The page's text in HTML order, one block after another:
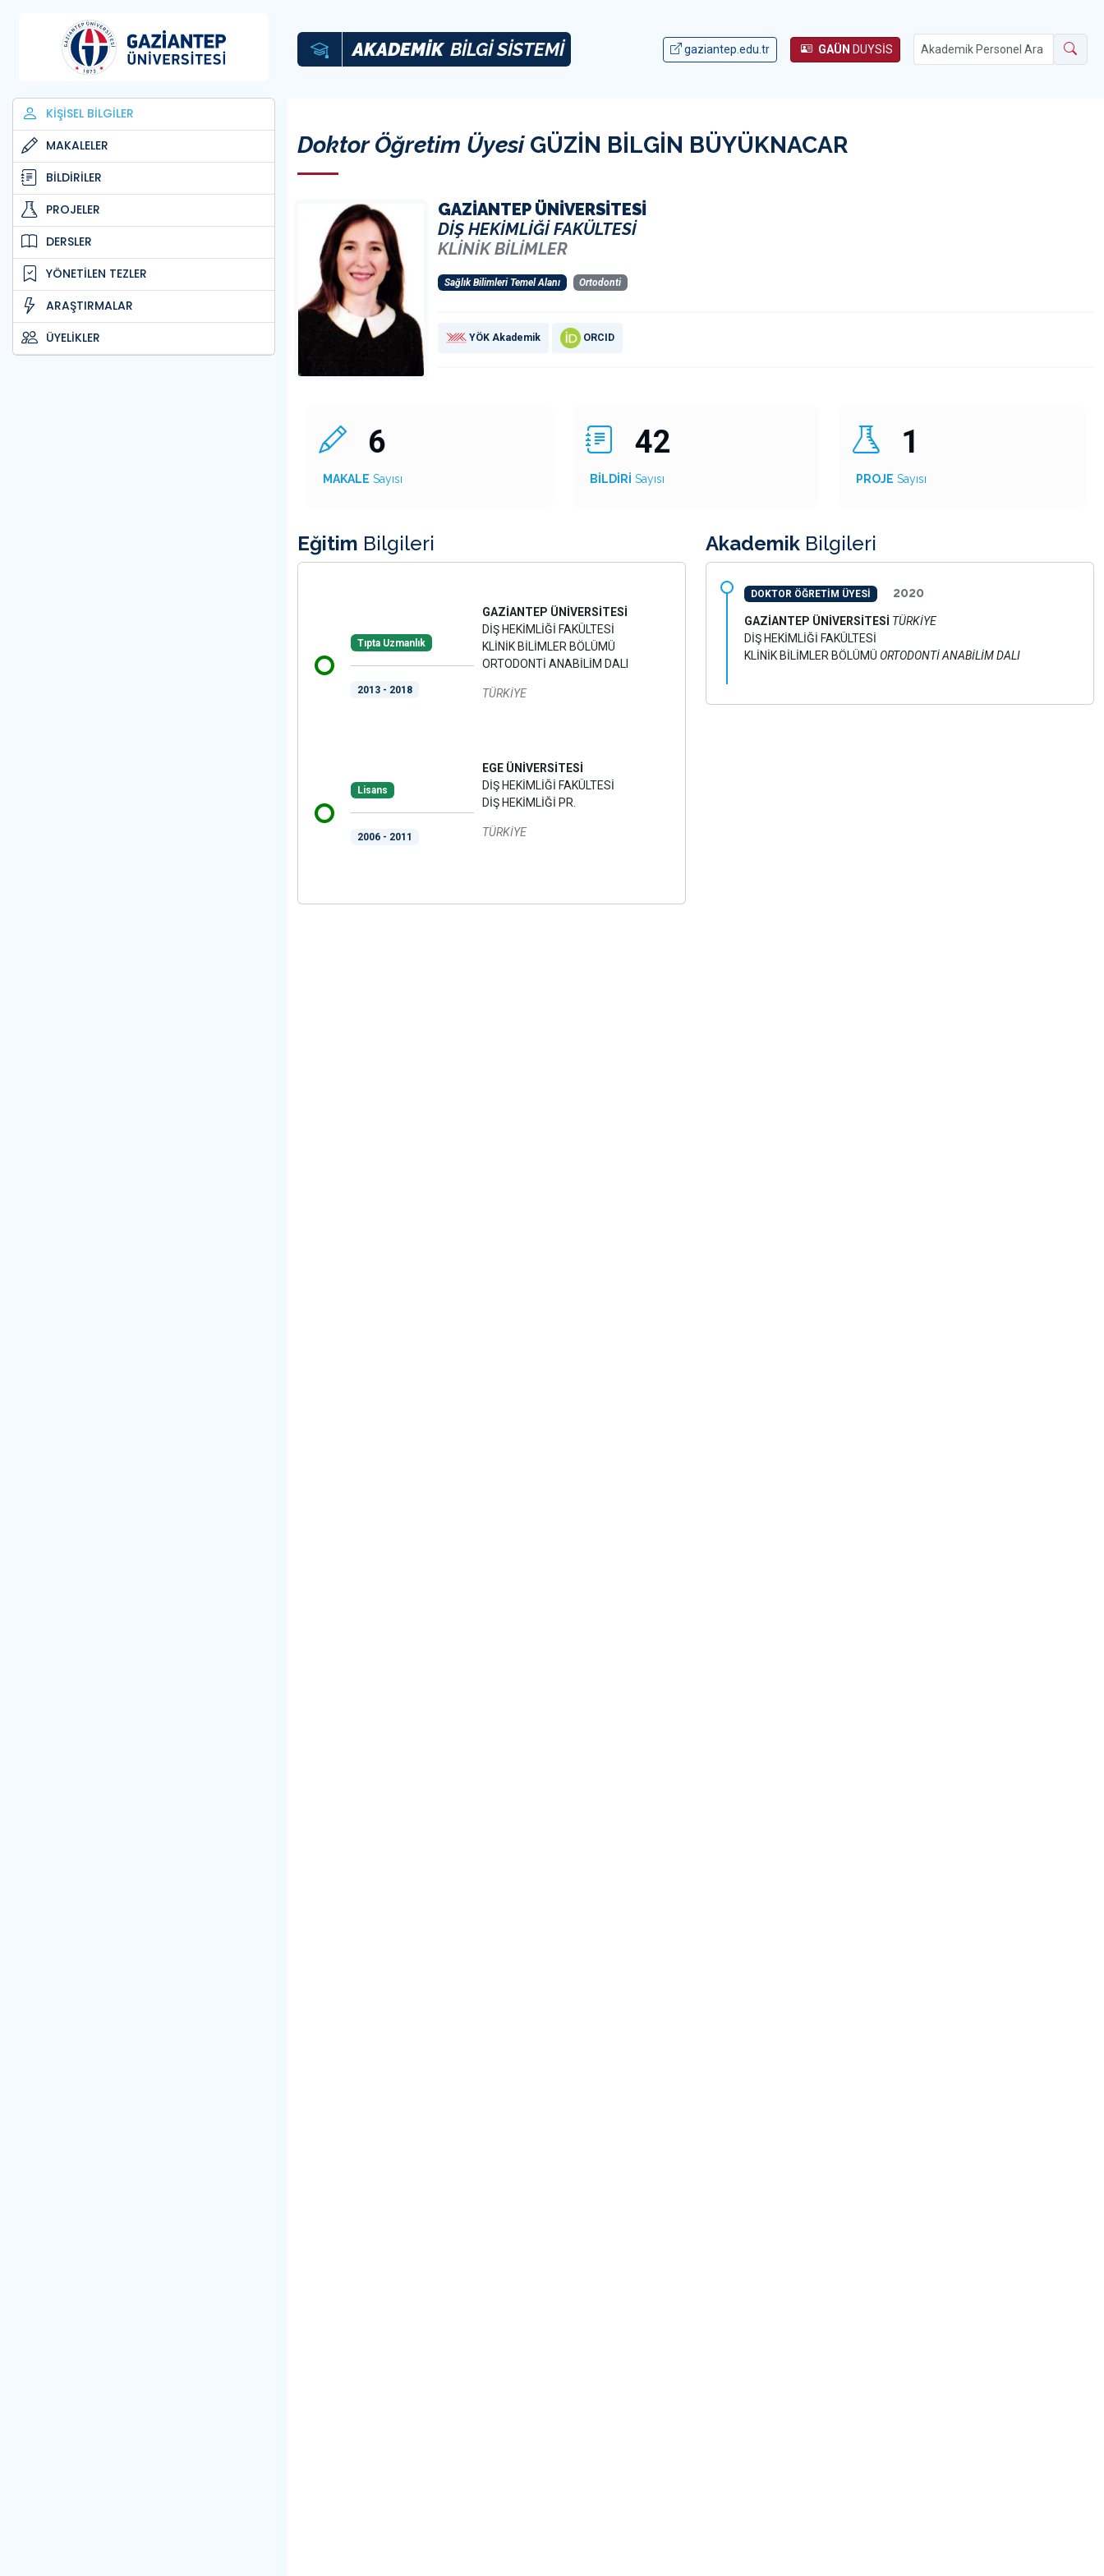
KİŞİSEL BİLGİLER
MAKALELER
BİLDİRİLER
PROJELER
DERSLER
YÖNETİLEN TEZLER
ARAŞTIRMALAR
ÜYELİKLER
AKADEMİK BİLGİ SİSTEMİ gaziantep.edu.tr GAÜN DUYSİS
Doktor Öğretim ÜyesiGÜZİN BİLGİN BÜYÜKNACAR
GAZİANTEP ÜNİVERSİTESİ
DİŞ HEKİMLİĞİ FAKÜLTESİ
KLİNİK BİLİMLER
Sağlık Bilimleri Temel Alanı Ortodonti
YÖK Akademik ORCID
6
MAKALE Sayısı
42
BİLDİRİ Sayısı
1
PROJE Sayısı
Eğitim Bilgileri
Tıpta Uzmanlık
2013 - 2018
GAZİANTEP ÜNİVERSİTESİ
DİŞ HEKİMLİĞİ FAKÜLTESİ
KLİNİK BİLİMLER BÖLÜMÜ
ORTODONTİ ANABİLİM DALI
TÜRKİYE
Lisans
2006 - 2011
EGE ÜNİVERSİTESİ
DİŞ HEKİMLİĞİ FAKÜLTESİ
DİŞ HEKİMLİĞİ PR.
TÜRKİYE
Akademik Bilgileri
DOKTOR ÖĞRETİM ÜYESİ 2020
GAZİANTEP ÜNİVERSİTESİ TÜRKİYE
DİŞ HEKİMLİĞİ FAKÜLTESİ
KLİNİK BİLİMLER BÖLÜMÜ ORTODONTİ ANABİLİM DALI